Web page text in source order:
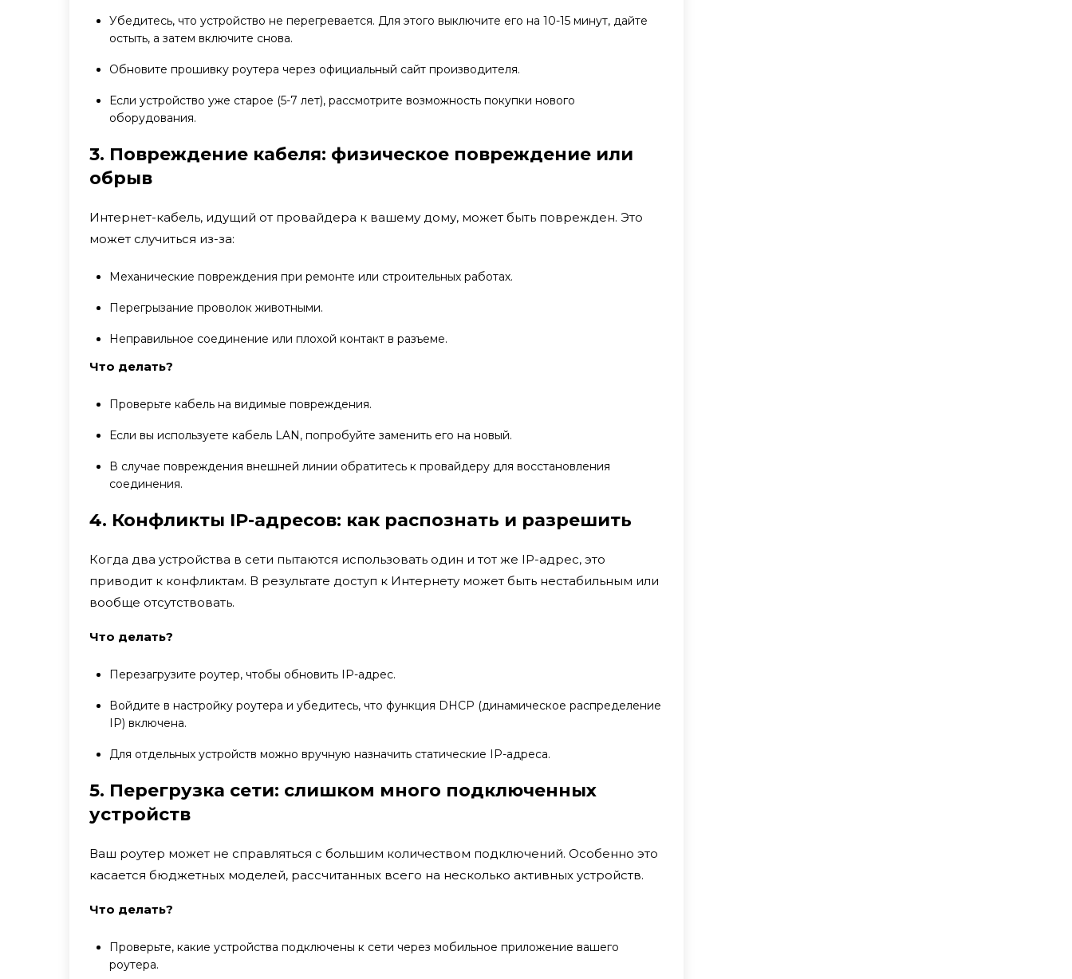
Убедитесь, что устройство не перегревается. Для этого выключите его на 10-15 минут, дайте
остыть, а затем включите снова.
Обновите прошивку роутера через официальный сайт производителя.
Если устройство уже старое (5-7 лет), рассмотрите возможность покупки нового
оборудования.
3. Повреждение кабеля: физическое повреждение или
обрыв
Интернет-кабель, идущий от провайдера к вашему дому, может быть поврежден. Это
может случиться из-за:
Механические повреждения при ремонте или строительных работах.
Перегрызание проволок животными.
Неправильное соединение или плохой контакт в разъеме.
Что делать?
Проверьте кабель на видимые повреждения.
Если вы используете кабель LAN, попробуйте заменить его на новый.
В случае повреждения внешней линии обратитесь к провайдеру для восстановления
соединения.
4. Конфликты IP-адресов: как распознать и разрешить
Когда два устройства в сети пытаются использовать один и тот же IP-адрес, это
приводит к конфликтам. В результате доступ к Интернету может быть нестабильным или
вообще отсутствовать.
Что делать?
Перезагрузите роутер, чтобы обновить IP-адрес.
Войдите в настройку роутера и убедитесь, что функция DHCP (динамическое распределение
IP) включена.
Для отдельных устройств можно вручную назначить статические IP-адреса.
5. Перегрузка сети: слишком много подключенных
устройств
Ваш роутер может не справляться с большим количеством подключений. Особенно это
касается бюджетных моделей, рассчитанных всего на несколько активных устройств.
Что делать?
Проверьте, какие устройства подключены к сети через мобильное приложение вашего
роутера.